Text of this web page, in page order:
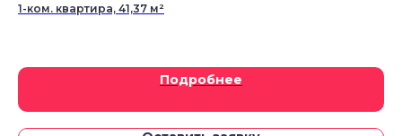
1-ком. квартира, 41,37 м²
Подробнее